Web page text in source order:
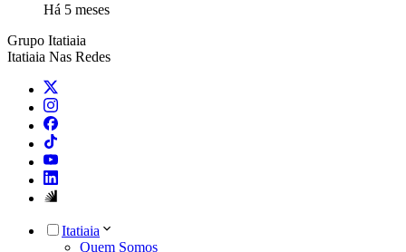
Há 5 meses
Grupo Itatiaia
Itatiaia Nas Redes
Itatiaia
Quem Somos